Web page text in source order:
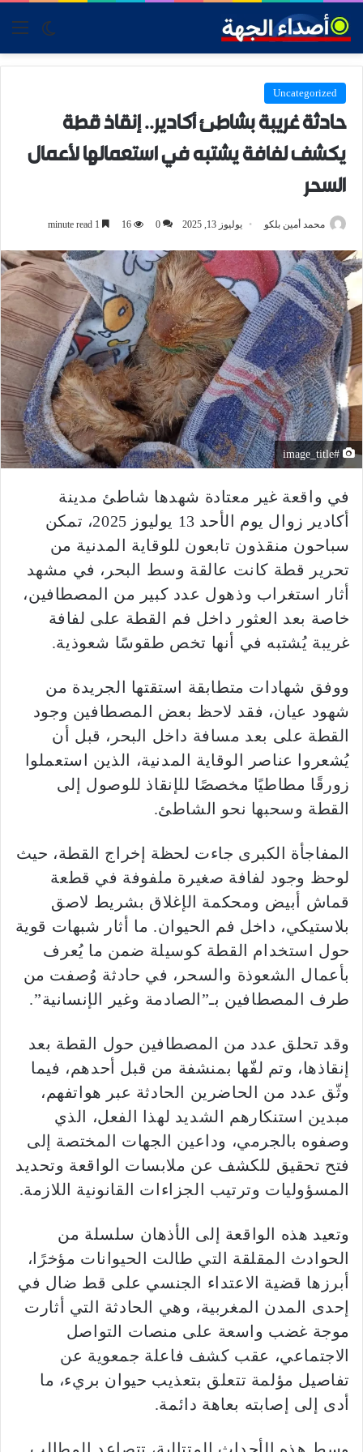
skin
Uncategorized
حادثة غريبة بشاطئ أكادير.. إنقاذ قطة
يكشف لفافة يشتبه في استعمالها لأعمال
السحر
محمد أمين بلكو يوليوز 13, 2025 0
16
#image_title
في واقعة غير معتادة شهدها شاطئ مدينة
أكادير زوال يوم الأحد 13 يوليوز 2025، تمكن
سباحون منقذون تابعون للوقاية المدنية من
تحرير قطة كانت عالقة وسط البحر، في مشهد
أثار استغراب وذهول عدد كبير من المصطافين،
خاصة بعد العثور داخل فم القطة على لفافة
غريبة يُشتبه في أنها تخص طقوسًا شعوذية.
ووفق شهادات متطابقة استقتها الجريدة من
شهود عيان، فقد لاحظ بعض المصطافين وجود
القطة على بعد مسافة داخل البحر، قبل أن
يُشعروا عناصر الوقاية المدنية، الذين استعملوا
زورقًا مطاطيًا مخصصًا للإنقاذ للوصول إلى
القطة وسحبها نحو الشاطئ.
المفاجأة الكبرى جاءت لحظة إخراج القطة، حيث
لوحظ وجود لفافة صغيرة ملفوفة في قطعة
قماش أبيض ومحكمة الإغلاق بشريط لاصق
بلاستيكي، داخل فم الحيوان. ما أثار شبهات قوية
حول استخدام القطة كوسيلة ضمن ما يُعرف
بأعمال الشعوذة والسحر، في حادثة وُصفت من
طرف المصطافين بـ”الصادمة وغير الإنسانية”.
وقد تحلق عدد من المصطافين حول القطة بعد
إنقاذها، وتم لفّها بمنشفة من قبل أحدهم، فيما
وثّق عدد من الحاضرين الحادثة عبر هواتفهم،
مبدين استنكارهم الشديد لهذا الفعل، الذي
وصفوه بالجرمي، وداعين الجهات المختصة إلى
فتح تحقيق للكشف عن ملابسات الواقعة وتحديد
المسؤوليات وترتيب الجزاءات القانونية اللازمة.
وتعيد هذه الواقعة إلى الأذهان سلسلة من
الحوادث المقلقة التي طالت الحيوانات مؤخرًا،
أبرزها قضية الاعتداء الجنسي على قط ضال في
إحدى المدن المغربية، وهي الحادثة التي أثارت
موجة غضب واسعة على منصات التواصل
الاجتماعي، عقب كشف فاعلة جمعوية عن
تفاصيل مؤلمة تتعلق بتعذيب حيوان بريء، ما
أدى إلى إصابته بعاهة دائمة.
وسط هذه الأحداث المتتالية، تتصاعد المطالب